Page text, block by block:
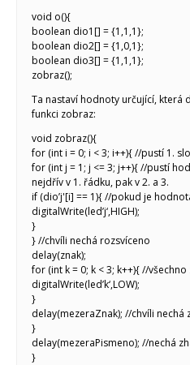
void o(){
boolean dio1[] = {1,1,1};
boolean dio2[] = {1,0,1};
boolean dio3[] = {1,1,1};
zobraz();
Ta nastaví hodnoty určující, která
funkci zobraz:
void zobraz(){
for (int i = 0; i < 3; i++){ //pustí 1.
for (int j = 1; j <= 3; j++){ //pustí
nejdřív v 1. řádku, pak v 2. a 3.
if (dio’j'[i] == 1){ //pokud je
digitalWrite(led’j‘,HIGH);
}
} //chvíli nechá rozsvíceno
delay(znak);
for (int k = 0; k < 3; k++){ //všechno
digitalWrite(led’k‘,LOW);
}
delay(mezeraZnak); //chvíli nechá
}
delay(mezeraPismeno); //nechá
}